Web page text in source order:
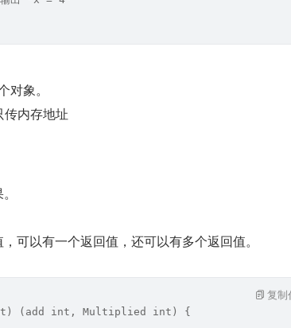
象。
内存地址
可以有一个返回值，还可以有多个返回值。
int) (add int, Multiplied int) {
复制